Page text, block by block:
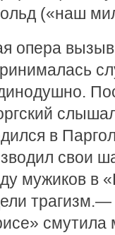
(«наш
опера
в
свои
мужиков в
смутила